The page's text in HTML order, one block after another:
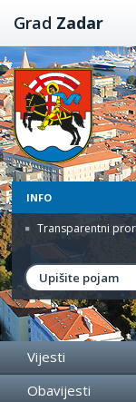
Preskoči
na
sadržaj
Grad Zadar
INFO
Transparentni
Vijesti
Obavijesti